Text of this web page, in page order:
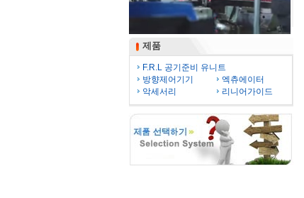
제품
제품
F.R.L 공기준비 유니트
방향제어기기
엑츄에이터
악세서리
리니어가이드